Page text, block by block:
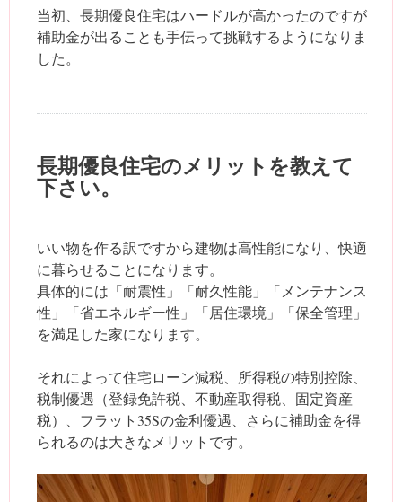
当初、長期優良住宅はハードルが高かったのですが
補助金が出ることも手伝って挑戦するようになりま
した。
長期優良住宅のメリットを教えて
下さい。
いい物を作る訳ですから建物は高性能になり、快適
に暮らせることになります。
具体的には「耐震性」「耐久性能」「メンテナンス
性」「省エネルギー性」「居住環境」「保全管理」
を満足した家になります。
それによって住宅ローン減税、所得税の特別控除、
税制優遇（登録免許税、不動産取得税、固定資産
税）、フラット35Sの金利優遇、さらに補助金を得
られるのは大きなメリットです。